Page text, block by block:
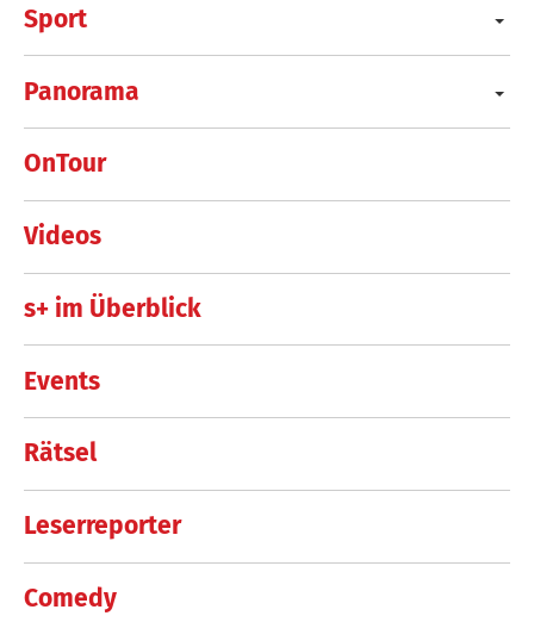
Sport
Panorama
OnTour
Videos
s+ im Überblick
Events
Rätsel
Leserreporter
Comedy